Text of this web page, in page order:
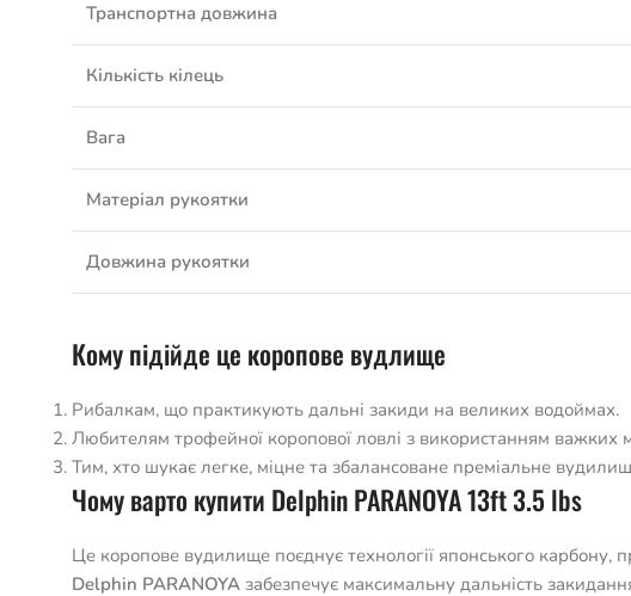
Транспортна довжина
Кількість кілець
Вага
Матеріал рукоятки
Довжина рукоятки
Кому підійде це коропове вудлище
Рибалкам, що практикують дальні закиди на великих водоймах.
Любителям трофейної коропової ловлі з використанням важких
Тим, хто шукає легке, міцне та збалансоване преміальне
Чому варто купити Delphin PARANOYA 13ft 3.5 lbs
Це коропове вудилище поєднує технології японського карбону,
Delphin PARANOYA забезпечує максимальну дальність